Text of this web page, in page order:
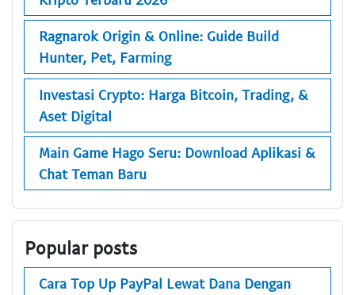
Ragnarok Origin & Online: Guide Build
Hunter, Pet, Farming
Investasi Crypto: Harga Bitcoin, Trading, &
Aset Digital
Main Game Hago Seru: Download Aplikasi &
Chat Teman Baru
Popular posts
Cara Top Up PayPal Lewat Dana Dengan